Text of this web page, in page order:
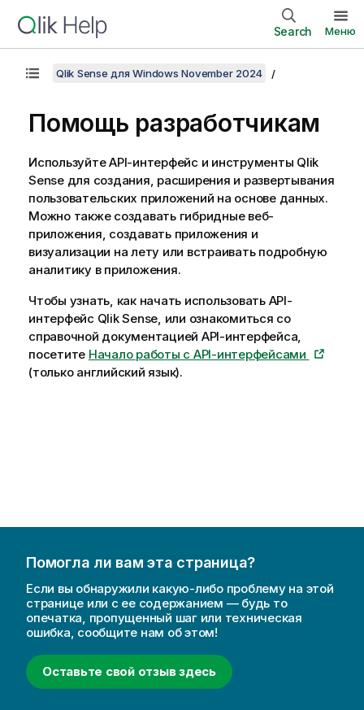
Search Меню
Qlik Sense для Windows November 2024
Помощь разработчикам
Используйте API-интерфейс и инструменты Qlik
Senseдля создания, расширения и развертывания
пользовательских приложений на основе данных.
Можно также создавать гибридные веб-
приложения, создавать приложения и
визуализации на лету или встраивать подробную
аналитику в приложения.
Чтобы узнать, как начать использовать API-
интерфейс Qlik Sense, или ознакомиться со
справочной документацией API-интерфейса,
посетите Начало работы с API-интерфейсами
(только английский язык).
Помогла ли вам эта страница?
Если вы обнаружили какую-либо проблему на этой
странице или с ее содержанием — будь то
опечатка, пропущенный шаг или техническая
ошибка, сообщите нам об этом!
Оставьте свой отзыв здесь